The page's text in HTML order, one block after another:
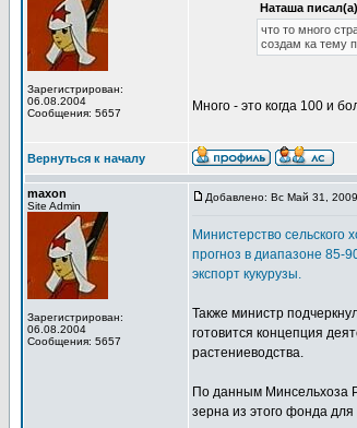
Зарегистрирован:
06.08.2004
Сообщения: 5657
Наташа
что то много
создам ка тему
Много - это когда 100 и
Вернуться к началу
maxon
Site Admin
Зарегистрирован:
06.08.2004
Сообщения: 5657
Добавлено: Вс Май 31,
Министерство
прогноз в диапазоне 85-
экспорт кукурузы.
Также министр
готовится концепция
растениеводства.
По данным Минсельхоза
зерна из этого фонда